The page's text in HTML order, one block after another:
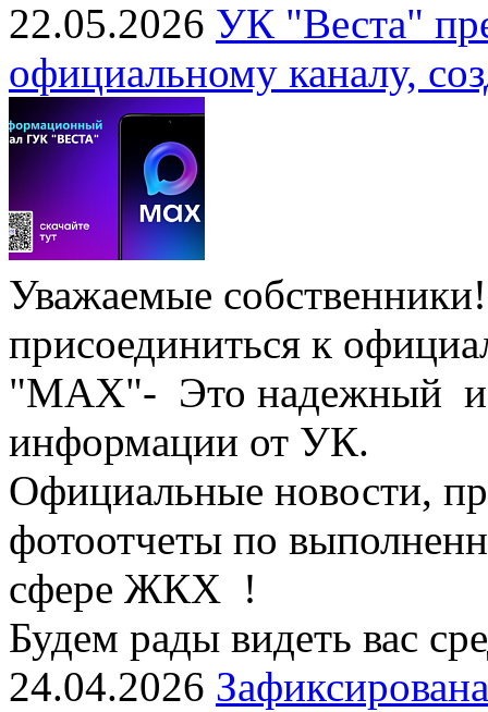
22.05.2026 УК "Веста"
официальному каналу,
Уважаемые
присоединиться к
"МАХ"- Это надежный
информации от УК.
Официальные новости,
фотоотчеты по
сфере ЖКХ !
Будем рады видеть вас
24.04.2026